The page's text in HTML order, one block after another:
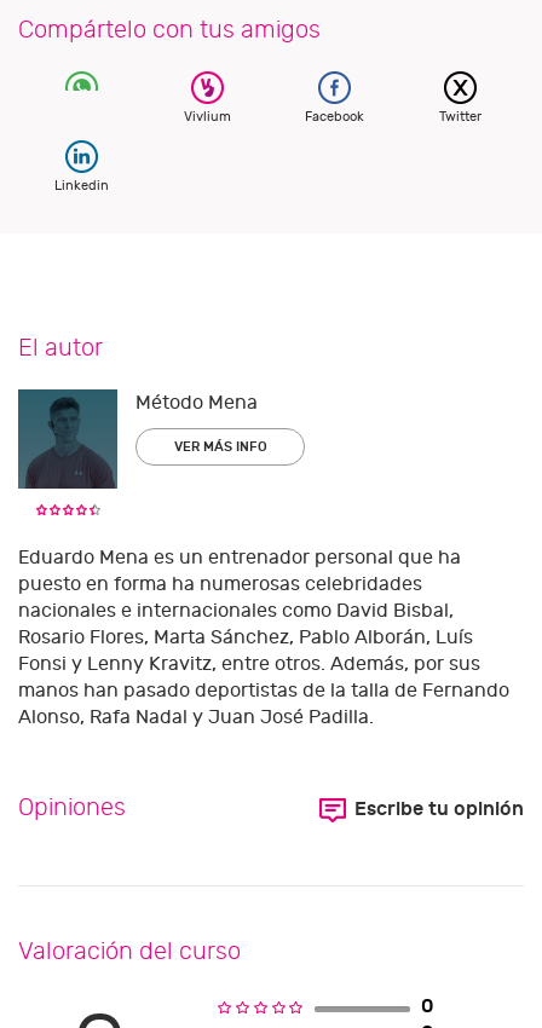
Compártelo con tus amigos
Vivlium Facebook Twitter
Linkedin
El autor
Método Mena
VER MÁS INFO
Eduardo Mena es un entrenador personal que ha
puesto en forma ha numerosas celebridades
nacionales e internacionales como David Bisbal,
Rosario Flores, Marta Sánchez, Pablo Alborán, Luís
Fonsi y Lenny Kravitz, entre otros. Además, por sus
manos han pasado deportistas de la talla de Fernando
Alonso, Rafa Nadal y Juan José Padilla.
Opiniones Escribe tu opinión
Valoración del curso
0